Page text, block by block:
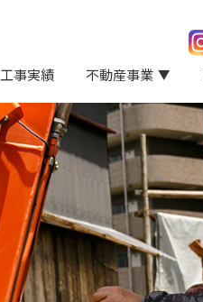
工事実績 不動産事業